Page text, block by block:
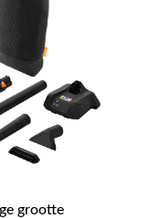
grootte